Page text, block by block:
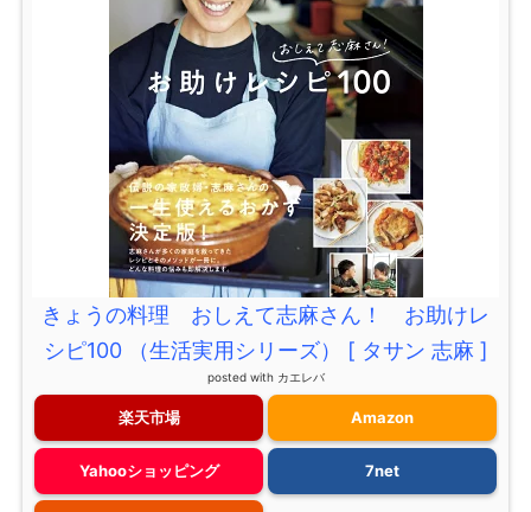
きょうの料理 おしえて志麻さん！ お助けレ
シピ100 （生活実用シリーズ） [ タサン 志麻 ]
posted with カエレバ
楽天市場 Amazon
Yahooショッピング 7net